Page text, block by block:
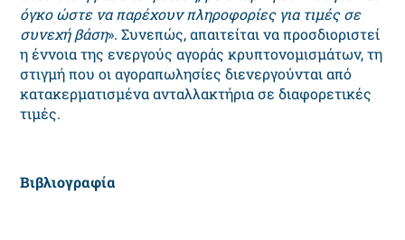
όγκο ώστε να παρέχουν πληροφορίες για τιμές σε
συνεχή βάση». Συνεπώς, απαιτείται να προσδιοριστεί
η έννοια της ενεργούς αγοράς κρυπτονομισμάτων, τη
στιγμή που οι αγοραπωλησίες διενεργούνται από
κατακερματισμένα ανταλλακτήρια σε διαφορετικές
τιμές.
Βιβλιογραφία